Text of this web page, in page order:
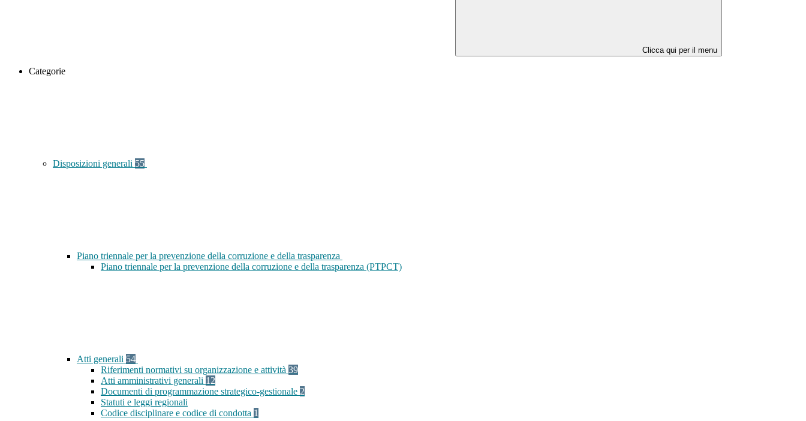
Clicca qui per il menu
Categorie
Disposizioni generali 55
Piano triennale per la prevenzione della corruzione e della trasparenza
Piano triennale per la prevenzione della corruzione e della trasparenza (PTPCT)
Atti generali 54
Riferimenti normativi su organizzazione e attività 39
Atti amministrativi generali 12
Documenti di programmazione strategico-gestionale 2
Statuti e leggi regionali
Codice disciplinare e codice di condotta 1